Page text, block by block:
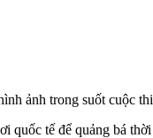
ảnh trong suốt cuộc
quốc tế để quảng bá